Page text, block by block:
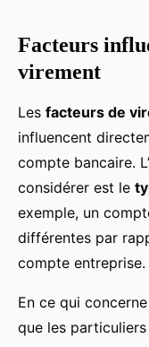
Facteurs
virement
Les facteurs de
influencent
compte bancaire.
considérer est le
exemple, un
différentes par
compte entreprise.
En ce qui
que les